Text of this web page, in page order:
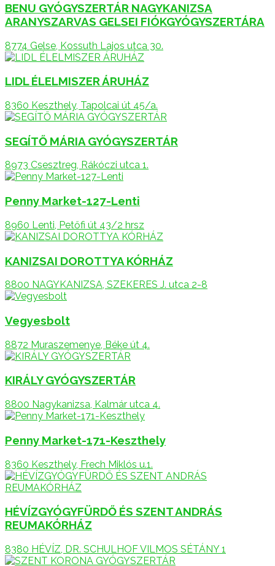
BENU GYÓGYSZERTÁR NAGYKANIZSA
ARANYSZARVAS GELSEI FIÓKGYÓGYSZERTÁRA
8774 Gelse, Kossuth Lajos utca 30.
LIDL ÉLELMISZER ÁRUHÁZ
8360 Keszthely, Tapolcai út 45/a.
SEGÍTŐ MÁRIA GYÓGYSZERTÁR
8973 Csesztreg, Rákóczi utca 1.
Penny Market-127-Lenti
8960 Lenti, Petőfi út 43/2 hrsz
KANIZSAI DOROTTYA KÓRHÁZ
8800 NAGYKANIZSA, SZEKERES J. utca 2-8
Vegyesbolt
8872 Muraszemenye, Béke út 4.
KIRÁLY GYÓGYSZERTÁR
8800 Nagykanizsa, Kalmár utca 4.
Penny Market-171-Keszthely
8360 Keszthely, Frech Miklós u.1.
HÉVÍZGYÓGYFÜRDŐ ÉS SZENT ANDRÁS
REUMAKÓRHÁZ
8380 HÉVÍZ, DR. SCHULHOF VILMOS SÉTÁNY 1